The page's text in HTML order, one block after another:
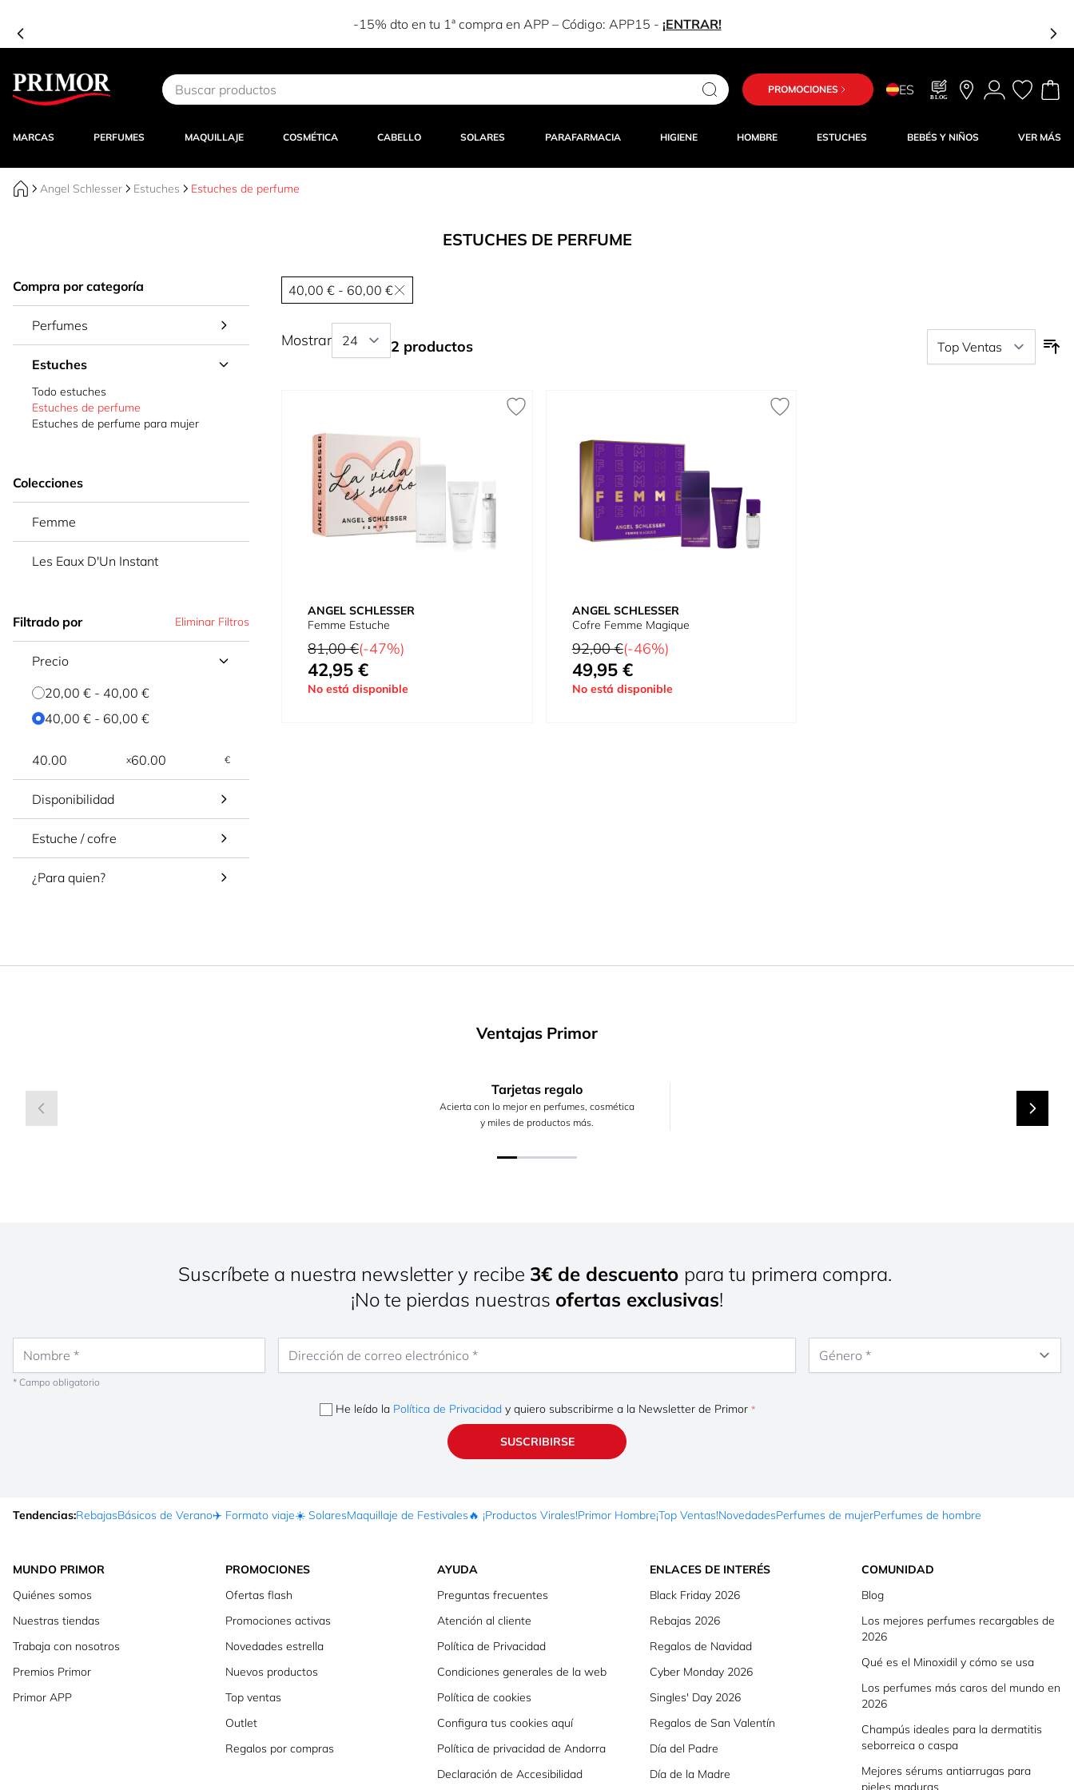
– Código: Estás a solo
Ir al contenido
PROMOCIONES ES BLOG
MARCAS PERFUMES MAQUILLAJE COSMÉTICA CABELLO SOLARES PARAFARMACIA HIGIENE HOMBRE ESTUCHES BEBÉS Y NIÑOS VER MÁS
Angel Schlesser Estuches Estuches de perfume
ESTUCHES DE PERFUME
Compra por categoría
Perfumes
Estuches
Todo estuches
Estuches de perfume
Estuches de perfume para mujer
Colecciones
Femme
Les Eaux D'Un Instant
Filtrado por Eliminar Filtros
Precio
20,00 € - 40,00 €
40,00 € - 60,00 €
x €
Disponibilidad
Estuche / cofre
¿Para quien?
40,00 € - 60,00 €
Mostrar 2 productos
ANGEL SCHLESSER
Femme Estuche
Precio habitual
81,00 €(-47%)
Tan bajo como
42,95 €
No está disponible
ANGEL SCHLESSER
Cofre Femme Magique
Precio habitual
92,00 €(-46%)
Precio especial
49,95 €
No está disponible
Ventajas Primor
Tarjetas regalo
Acierta con lo mejor en perfumes, cosmética
y miles de productos más.
Suscríbete a nuestra newsletter y recibe 3€ de descuento para tu primera compra.
¡No te pierdas nuestras ofertas exclusivas!
* Campo obligatorio
He leído la Política de Privacidad y quiero subscribirme a la Newsletter de Primor
SUSCRIBIRSE
Tendencias:RebajasBásicos de Verano✈️ Formato viaje☀️ SolaresMaquillaje de Festivales🔥 ¡Productos Virales!Primor Hombre¡Top Ventas!NovedadesPerfumes de mujerPerfumes de hombre
MUNDO PRIMOR
Quiénes somos
Nuestras tiendas
Trabaja con nosotros
Premios Primor
Primor APP
PROMOCIONES
Ofertas flash
Promociones activas
Novedades estrella
Nuevos productos
Top ventas
Outlet
Regalos por compras
AYUDA
Preguntas frecuentes
Atención al cliente
Política de Privacidad
Condiciones generales de la web
Política de cookies
Configura tus cookies aquí
Política de privacidad de Andorra
Declaración de Accesibilidad
ENLACES DE INTERÉS
Black Friday 2026
Rebajas 2026
Regalos de Navidad
Cyber Monday 2026
Singles' Day 2026
Regalos de San Valentín
Día del Padre
Día de la Madre
COMUNIDAD
Blog
Los mejores perfumes recargables de
2026
Qué es el Minoxidil y cómo se usa
Los perfumes más caros del mundo en
2026
Champús ideales para la dermatitis
seborreica o caspa
Mejores sérums antiarrugas para
pieles maduras